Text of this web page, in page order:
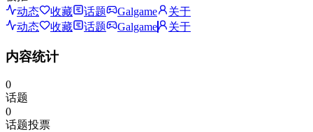
动态
收藏 话题 Galgame
关于
动态
收藏 话题 Galgame 关于
内容统计
0
话题
0
话题投票